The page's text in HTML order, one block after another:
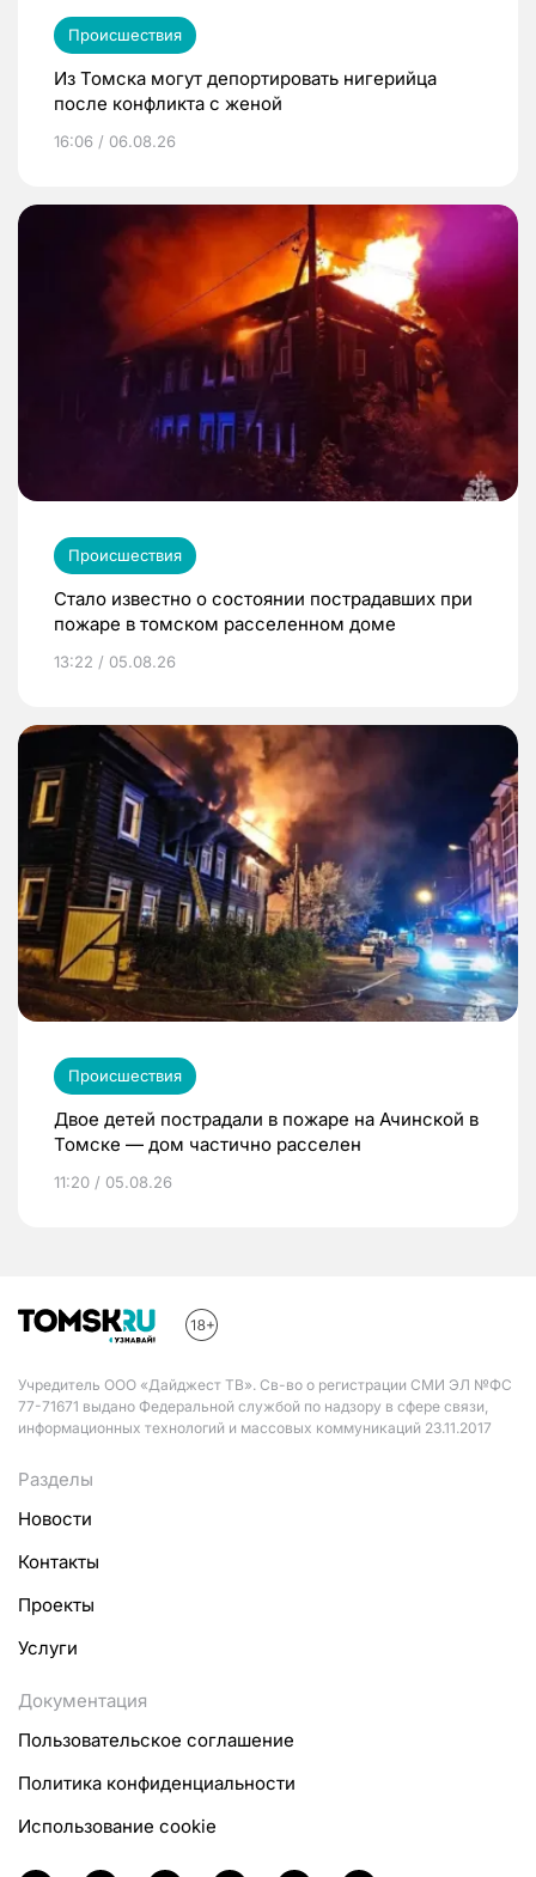
Происшествия
Из Томска могут депортировать нигерийца
после конфликта с женой
16:06 / 06.08.26
Происшествия
Стало известно о состоянии пострадавших при
пожаре в томском расселенном доме
13:22 / 05.08.26
Происшествия
Двое детей пострадали в пожаре на Ачинской в
Томске — дом частично расселен
11:20 / 05.08.26
Учредитель ООО «Дайджест ТВ». Св-во о регистрации СМИ ЭЛ №ФС
77-71671 выдано Федеральной службой по надзору в сфере связи,
информационных технологий и массовых коммуникаций 23.11.2017
Разделы
Новости
Контакты
Проекты
Услуги
Документация
Пользовательское соглашение
Политика конфиденциальности
Использование cookie